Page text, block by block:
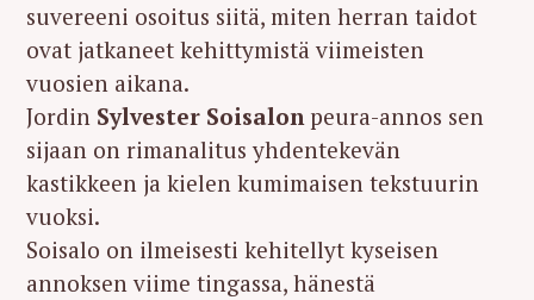
suvereeni osoitus siitä, miten herran taidot
ovat jatkaneet kehittymistä viimeisten
vuosien aikana.
Jordin Sylvester Soisalonpeura-annos sen
sijaan on rimanalitus yhdentekevän
kastikkeen ja kielen kumimaisen tekstuurin
vuoksi.
Soisalo on ilmeisesti kehitellyt kyseisen
annoksen viime tingassa, hänestä